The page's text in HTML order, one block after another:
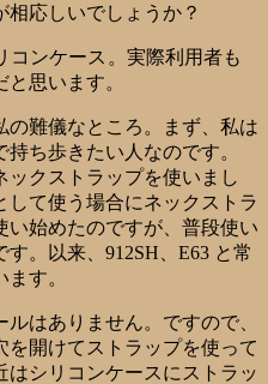
応しいでしょうか？
コンケース 。実際利用者も
思います。
の難儀なところ。まず、私は
ち歩きたい人なのです。
ックストラップを使いまし
して使う場合にネックストラ
い始めたのですが、普段使い
。以来、912SH、E63 と常
す。
はありません。ですので、
を開けてストラップを使って
はシリコンケースにストラッ